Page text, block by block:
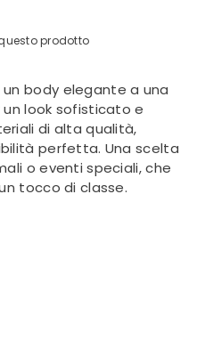
prodotto
body elegante a una
look sofisticato e
di alta qualità,
perfetta. Una scelta
o eventi speciali, che
tocco di classe.